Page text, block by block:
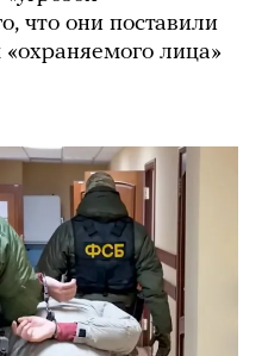
что они поставили
лица»